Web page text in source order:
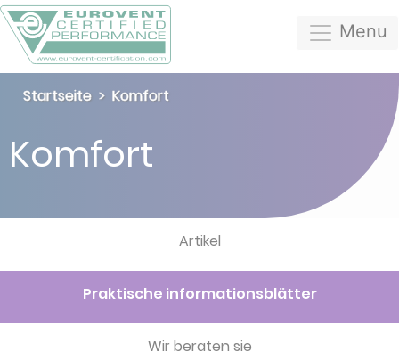
Menu
Startseite Komfort
Komfort
Artikel
Praktische informationsblätter
Wir beraten sie